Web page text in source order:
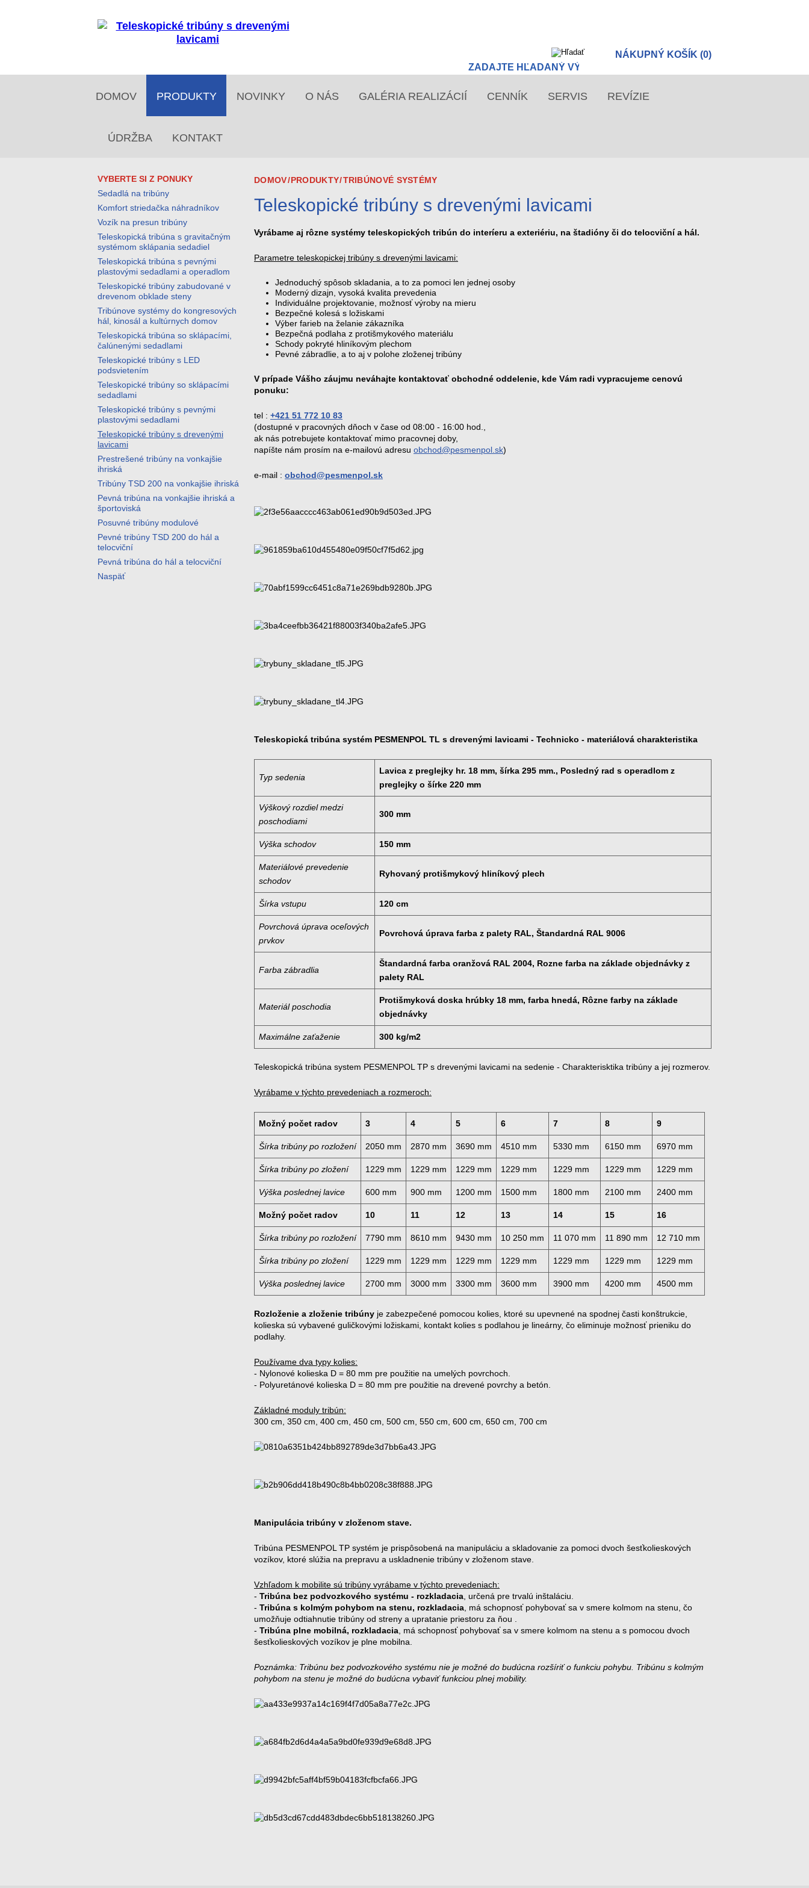
NÁKUPNÝ KOŠÍK (0)
DOMOV PRODUKTY NOVINKY O NÁS GALÉRIA REALIZÁCIÍ CENNÍK SERVIS REVÍZIE
ÚDRŽBA KONTAKT
VYBERTE SI Z PONUKY
Sedadlá na tribúny
Komfort striedačka náhradníkov
Vozík na presun tribúny
Teleskopická tribúna s gravitačným
systémom sklápania sedadiel
Teleskopická tribúna s pevnými
plastovými sedadlami a operadlom
Teleskopické tribúny zabudované v
drevenom obklade steny
Tribúnove systémy do kongresových
hál, kinosál a kultúrnych domov
Teleskopická tribúna so sklápacími,
čalúnenými sedadlami
Teleskopické tribúny s LED
podsvietením
Teleskopické tribúny so sklápacími
sedadlami
Teleskopické tribúny s pevnými
plastovými sedadlami
Teleskopické tribúny s drevenými
lavicami
Prestrešené tribúny na vonkajšie
ihriská
Tribúny TSD 200 na vonkajšie ihriská
Pevná tribúna na vonkajšie ihriská a
športoviská
Posuvné tribúny modulové
Pevné tribúny TSD 200 do hál a
telocviční
Pevná tribúna do hál a telocviční
Naspäť
DOMOV/PRODUKTY/TRIBÚNOVÉ SYSTÉMY
Teleskopické tribúny s drevenými lavicami
Vyrábame aj rôzne systémy teleskopických tribún do interíeru a exteriériu, na štadióny či do telocviční a hál.
Parametre teleskopickej tribúny s drevenými lavicami:
Jednoduchý spôsob skladania, a to za pomoci len jednej osoby
Moderný dizajn, vysoká kvalita prevedenia
Individuálne projektovanie, možnosť výroby na mieru
Bezpečné kolesá s ložiskami
Výber farieb na želanie zákazníka
Bezpečná podlaha z protišmykového materiálu
Schody pokryté hliníkovým plechom
Pevné zábradlie, a to aj v polohe zloženej tribúny
V prípade Vášho záujmu neváhajte kontaktovať obchodné oddelenie, kde Vám radi vypracujeme cenovú
ponuku:
tel : +421 51 772 10 83
(dostupné v pracovných dňoch v čase od 08:00 - 16:00 hod.,
ak nás potrebujete kontaktovať mimo pracovnej doby,
napíšte nám prosím na e-mailovú adresu obchod@pesmenpol.sk)
e-mail : obchod@pesmenpol.sk
Teleskopická tribúna systém PESMENPOL TL s drevenými lavicami - Technicko - materiálová charakteristika
Typ sedenia
Lavica z preglejky hr. 18 mm, šírka 295 mm., Posledný rad s operadlom z
preglejky o šírke 220 mm
Výškový rozdiel medzi
poschodiami
300 mm
Výška schodov 150 mm
Materiálové prevedenie
schodov
Ryhovaný protišmykový hliníkový plech
Šírka vstupu 120 cm
Povrchová úprava oceľových
prvkov
Povrchová úprava farba z palety RAL, Štandardná RAL 9006
Farba zábradlia
Štandardná farba oranžová RAL 2004, Rozne farba na základe objednávky z
palety RAL
Materiál poschodia
Protišmyková doska hrúbky 18 mm, farba hnedá, Rôzne farby na základe
objednávky
Maximálne zaťaženie 300 kg/m2
Teleskopická tribúna system PESMENPOL TP s drevenými lavicami na sedenie - Charakterisktika tribúny a jej rozmerov.
Vyrábame v týchto prevedeniach a rozmeroch:
Možný počet radov 3 4 5 6 7 8 9
Šírka tribúny po rozložení 2050 mm 2870 mm 3690 mm 4510 mm 5330 mm 6150 mm 6970 mm
Šírka tribúny po zložení 1229 mm 1229 mm 1229 mm 1229 mm 1229 mm 1229 mm 1229 mm
Výška poslednej lavice 600 mm 900 mm 1200 mm 1500 mm 1800 mm 2100 mm 2400 mm
Možný počet radov 10 11 12 13 14 15 16
Šírka tribúny po rozložení 7790 mm 8610 mm 9430 mm 10 250 mm 11 070 mm 11 890 mm 12 710 mm
Šírka tribúny po zložení 1229 mm 1229 mm 1229 mm 1229 mm 1229 mm 1229 mm 1229 mm
Výška poslednej lavice 2700 mm 3000 mm 3300 mm 3600 mm 3900 mm 4200 mm 4500 mm
Rozloženie a zloženie tribúny je zabezpečené pomocou kolies, ktoré su upevnené na spodnej časti konštrukcie,
kolieska sú vybavené guličkovými ložiskami, kontakt kolies s podlahou je lineárny, čo eliminuje možnosť prieniku do
podlahy.
Používame dva typy kolies:
- Nylonové kolieska D = 80 mm pre použitie na umelých povrchoch.
- Polyuretánové kolieska D = 80 mm pre použitie na drevené povrchy a betón.
Základné moduly tribún:
300 cm, 350 cm, 400 cm, 450 cm, 500 cm, 550 cm, 600 cm, 650 cm, 700 cm
Manipulácia tribúny v zloženom stave.
Tribúna PESMENPOL TP systém je prispôsobená na manipuláciu a skladovanie za pomoci dvoch šesťkolieskových
vozíkov, ktoré slúžia na prepravu a uskladnenie tribúny v zloženom stave.
Vzhľadom k mobilite sú tribúny vyrábame v týchto prevedeniach:
- Tribúna bez podvozkového systému - rozkladacia , určená pre trvalú inštaláciu.
- Tribúna s kolmým pohybom na stenu, rozkladacia , má schopnosť pohybovať sa v smere kolmom na stenu, čo
umožňuje odtiahnutie tribúny od streny a upratanie priestoru za ňou .
- Tribúna plne mobilná, rozkladacia , má schopnosť pohybovať sa v smere kolmom na stenu a s pomocou dvoch
šesťkolieskových vozíkov je plne mobilna.
Poznámka: Tribúnu bez podvozkového systému nie je možné do budúcna rozšíriť o funkciu pohybu. Tribúnu s kolmým
pohybom na stenu je možné do budúcna vybaviť funkciou plnej mobility.